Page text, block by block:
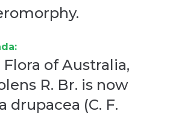
of Australia,
R. Br. is now
drupacea (C. F.